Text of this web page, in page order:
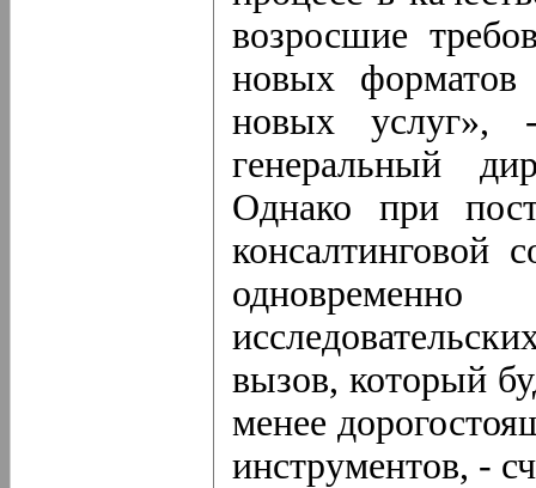
возросшие
новых форматов
новых услуг»,
генеральный
Однако при
консалтинговой
вызов, который
менее
инструментов, -